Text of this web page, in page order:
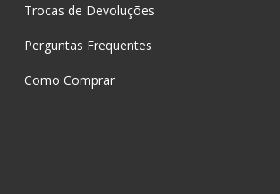
Trocas de Devoluções
Perguntas Frequentes
Como Comprar